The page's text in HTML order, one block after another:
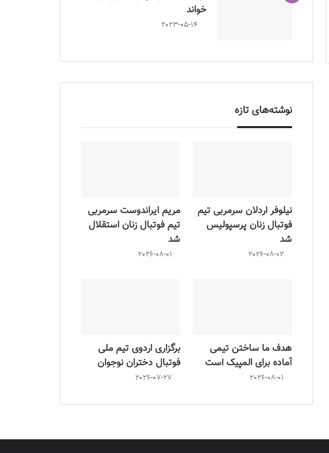
خواند
2023-05-14
نوشته‌های تازه
نیلوفر اردلان سرمربی تیم
فوتبال زنان پرسپولیس
شد
2026-08-02
مریم ایراندوست سرمربی
تیم فوتبال زنان استقلال
شد
2026-08-01
هدف ما ساختن تیمی
آماده برای المپیک است
2026-08-01
برگزاری اردوی تیم ملی
فوتبال دختران نوجوان
2026-07-27